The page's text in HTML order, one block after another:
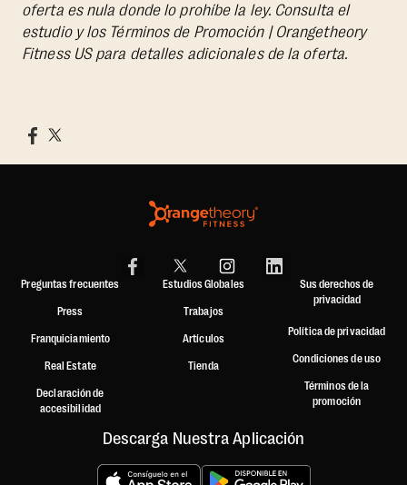
oferta es nula donde lo prohíbe la ley. Consulta el
estudio y los Términos de Promoción | Orangetheory
Fitness US para detalles adicionales de la oferta.
Preguntas frecuentes
Press
Franquiciamiento
Real Estate
Declaración de
accesibilidad
Estudios Globales
Trabajos
Artículos
Tienda
Sus derechos de
privacidad
Política de privacidad
Condiciones de uso
Términos de la
promoción
Descarga Nuestra Aplicación